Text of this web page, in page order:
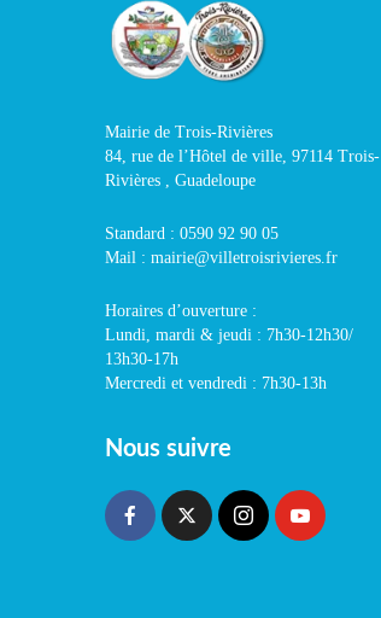
Mairie de Trois-Rivières
84, rue de l’Hôtel de ville, 97114 Trois-
Rivières , Guadeloupe
Standard : 0590 92 90 05
Mail : mairie@villetroisrivieres.fr
Horaires d’ouverture :
Lundi, mardi & jeudi : 7h30-12h30/
13h30-17h
Mercredi et vendredi : 7h30-13h
Nous suivre